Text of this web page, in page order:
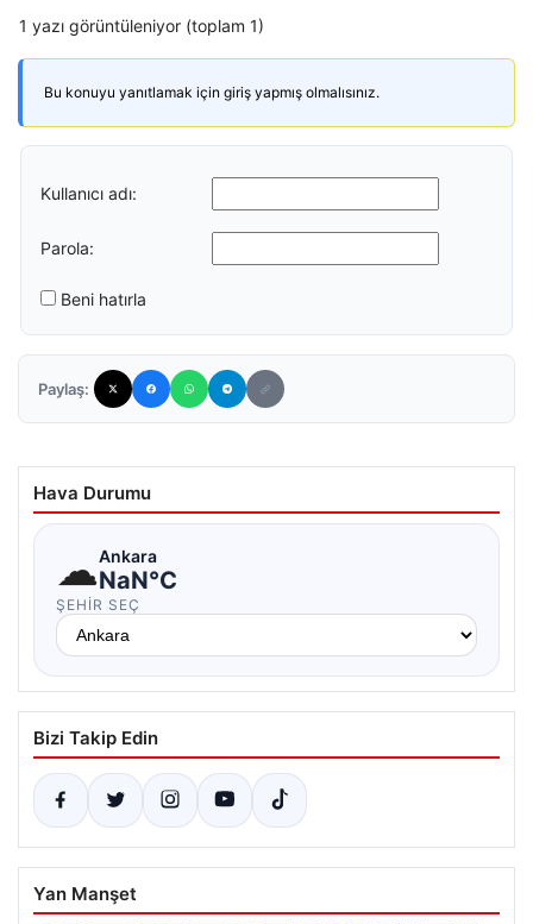
1 yazı görüntüleniyor (toplam 1)
Bu konuyu yanıtlamak için giriş yapmış olmalısınız.
Kullanıcı adı:
Parola:
Beni hatırla
Paylaş:
Hava Durumu
☁Ankara
NaN°C
ŞEHIR SEÇ
Bizi Takip Edin
Yan Manşet